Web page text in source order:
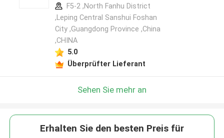
F5-2 ,North Fanhu District
,Leping Central Sanshui Foshan
City ,Guangdong Province ,China
,CHINA
5.0
Überprüfter Lieferant
Sehen Sie mehr an
Erhalten Sie den besten Preis für